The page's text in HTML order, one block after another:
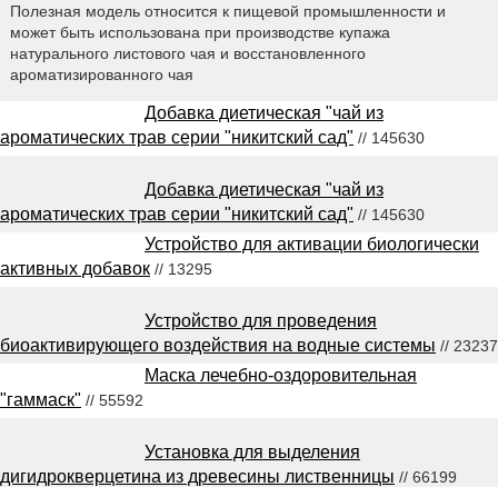
Полезная модель относится к пищевой промышленности и
может быть использована при производстве купажа
натурального листового чая и восстановленного
ароматизированного чая
Добавка диетическая "чай из
ароматических трав серии "никитский сад" // 145630
Добавка диетическая "чай из
ароматических трав серии "никитский сад" // 145630
Устройство для активации биологически
активных добавок // 13295
Устройство для проведения
биоактивирующего воздействия на водные системы // 23237
Маска лечебно-оздоровительная
"гаммаск" // 55592
Установка для выделения
дигидрокверцетина из древесины лиственницы // 66199